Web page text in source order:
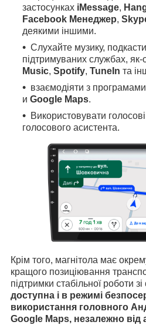
застосунках iMessage,
Facebook Менеджер,
деякими іншими.
Слухайте музику,
підтримуваних службах, як-
Music, Spotify, TuneIn та
взаємодіяти з програмами
и Google Maps.
Використовувати
голосового асистента.
Крім того, магнітола має
кращого позиціювання
підтримки стабільної роботи
доступна і в режимі
використання головного
Google Maps, незалежно від